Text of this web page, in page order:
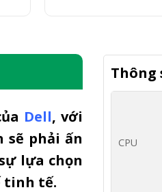
Dell, với
sẽ phải ấn
lựa chọn
tinh tế.
Thông
CPU